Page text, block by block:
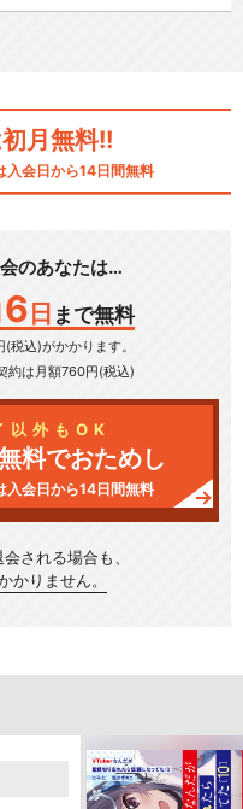
月無料!!
入会日から14日間無料
のあなたは…
6 日 まで無料
込)がかかります。
約は月額760円(税込)
以外もOK
料でおためし
入会日から14日間無料
会される場合も、
かりません。